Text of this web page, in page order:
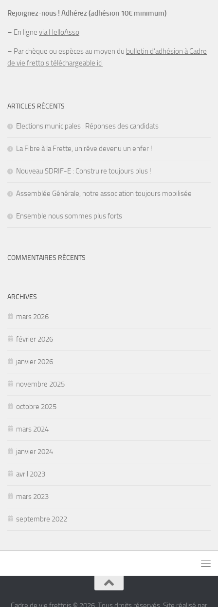
Rejoignez-nous ! Adhérez (adhésion 10€ minimum)
– En ligne via HelloAsso
– Par chèque ou espèces au moyen du bulletin d’adhésion à Cadre
de vie frettois téléchargeable ici
ARTICLES RÉCENTS
Elections municipales : Réponses des candidats
La Fibre à la Frette, un rêve devenu un enfer !
Nouveau SDRIF-E : Construire toujours plus !
Assemblée Générale, notre association toujours mobilisée
Ensemble nous sommes plus forts
COMMENTAIRES RÉCENTS
ARCHIVES
mars 2026
février 2026
janvier 2026
novembre 2025
octobre 2025
mars 2024
janvier 2024
avril 2023
mars 2023
septembre 2022